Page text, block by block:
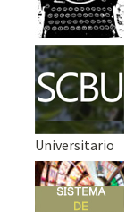
Universitario